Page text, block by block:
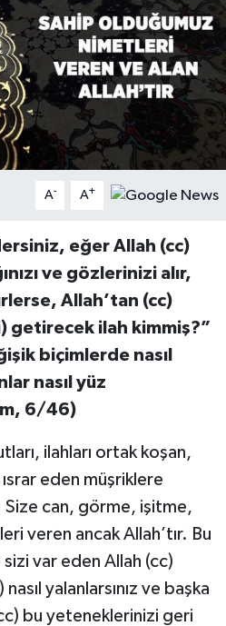
A- A+
eğer Allah (cc)
ve gözlerinizi alır,
Allah’tan (cc)
getirecek ilah kimmiş?”
biçimlerde nasıl
nasıl yüz
6/46)
ilahları ortak koşan,
ısrar eden müşriklere
can, görme, işitme,
veren ancak Allah’tır. Bu
var eden Allah (cc)
yalanlarsınız ve başka
bu yeteneklerinizi geri